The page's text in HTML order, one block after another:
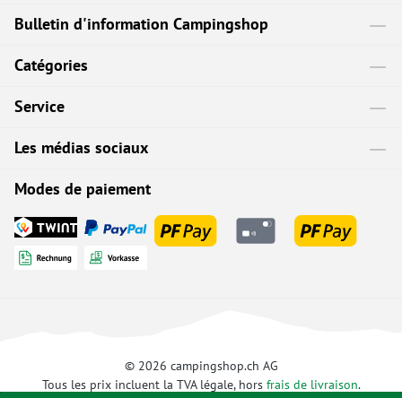
Bulletin d'information Campingshop
Catégories
Service
Les médias sociaux
Modes de paiement
© 2026 campingshop.ch AG
Tous les prix incluent la TVA légale, hors frais de livraison.